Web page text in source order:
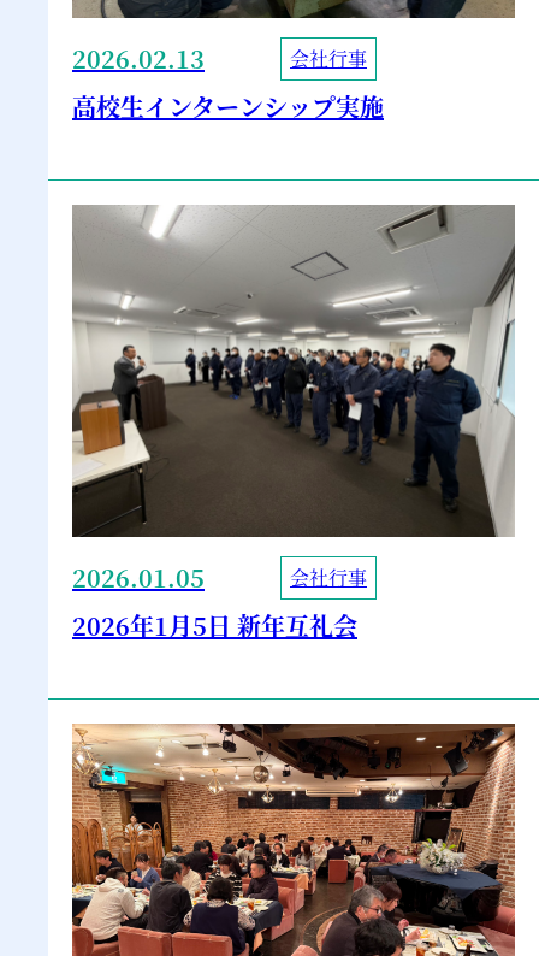
2026.02.13 会社行事
高校生インターンシップ実施
2026.01.05 会社行事
2026年1月5日 新年互礼会